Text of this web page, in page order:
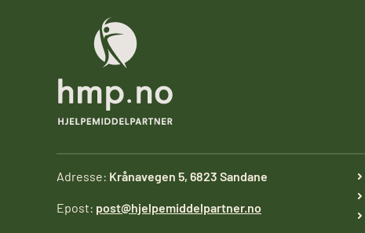
Adresse: Krånavegen 5, 6823 Sandane
Epost: post@hjelpemiddelpartner.no